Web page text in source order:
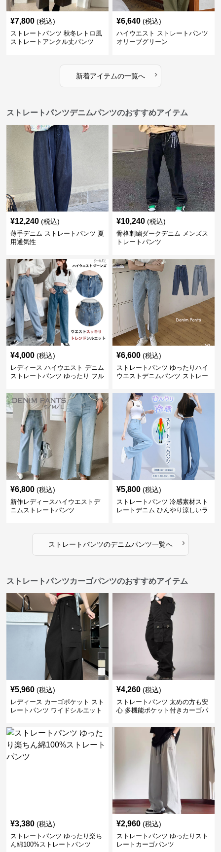
¥7,800 (税込)
ストレートパンツ 秋冬レトロ風
ストレートアンクル丈パンツ
¥6,640 (税込)
ハイウエスト ストレートパンツ
オリーブグリーン
新着アイテムの一覧へ ›
ストレートパンツデニムパンツのおすすめアイテム
¥12,240 (税込)
薄手デニム ストレートパンツ 夏
用通気性
¥10,240 (税込)
骨格刺繍ダークデニム メンズス
トレートパンツ
¥4,000 (税込)
レディース ハイウエスト デニム
ストレートパンツ ゆったり フル
¥6,600 (税込)
ストレートパンツ ゆったりハイ
ウエストデニムパンツ ストレー
¥6,800 (税込)
新作レディースハイウエストデ
ニムストレートパンツ
¥5,800 (税込)
ストレートパンツ 冷感素材スト
レートデニム ひんやり涼しいラ
ストレートパンツのデニムパンツ一覧へ ›
ストレートパンツカーゴパンツのおすすめアイテム
¥5,960 (税込)
レディース カーゴポケット スト
レートパンツ ワイドシルエット
¥4,260 (税込)
ストレートパンツ 太めの方も安
心 多機能ポケット付きカーゴパ
¥3,380 (税込)
ストレートパンツ ゆったり楽ち
ん綿100%ストレートパンツ
¥2,960 (税込)
ストレートパンツ ゆったりスト
レートカーゴパンツ